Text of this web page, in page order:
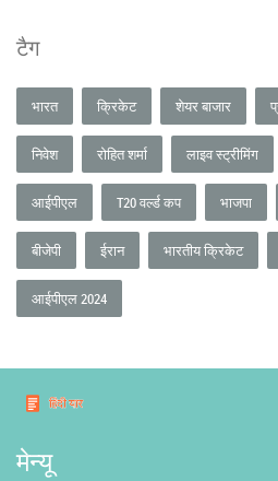
टैग
भारत क्रिकेट शेयर बाजार
निवेश रोहित शर्मा लाइव स्ट्रीमिंग
आईपीएल T20 वर्ल्ड कप भाजपा
बीजेपी ईरान भारतीय क्रिकेट
आईपीएल 2024
मेन्यू